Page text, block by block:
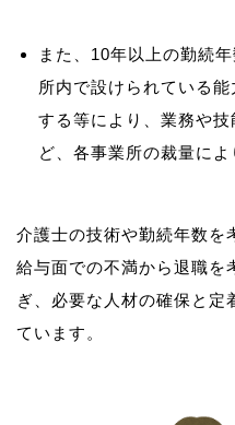
また、10年以上の勤続
所内で設けられている
する等により、業務や
ど、各事業所の裁量によ
介護士の技術や勤続年数を
給与面での不満から退職を
ぎ、必要な人材の確保と定
ています。